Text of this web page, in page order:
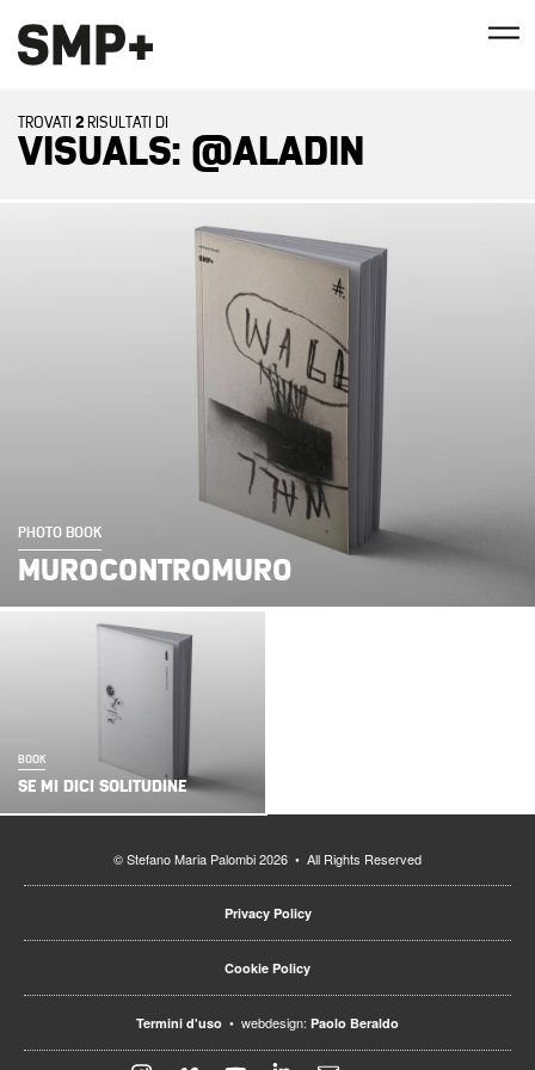
TROVATI 2 RISULTATI DI
VISUALS: @ALADIN
PHOTO BOOK
MUROCONTROMURO
BOOK
SE MI DICI SOLITUDINE
© Stefano Maria Palombi 2026 • All Rights Reserved
Privacy Policy
Cookie Policy
Termini d'uso • webdesign: Paolo Beraldo